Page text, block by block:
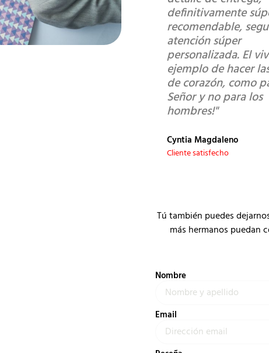
definitivamente
recomendable,
atención súper
personalizada. El
ejemplo de hacer
de corazón, como
Señor y no para los
hombres!"
Cyntia Magdaleno
Cliente satisfecho
Tú también puedes
más hermanos puedan
Nombre
Email